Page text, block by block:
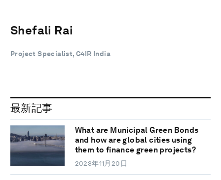
Shefali Rai
Project Specialist, C4IR India
最新記事
What are Municipal Green Bonds
and how are global cities using
them to finance green projects?
2023年11月20日